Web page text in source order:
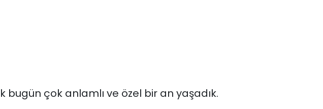
bugün çok anlamlı ve özel bir an yaşadık.